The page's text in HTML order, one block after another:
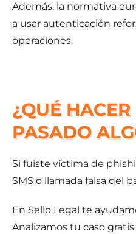
Además, la normativa
a usar autenticación
operaciones.
¿QUÉ
PASADO
Si fuiste víctima de
SMS o llamada falsa del
En Sello Legal te
Analizamos tu caso